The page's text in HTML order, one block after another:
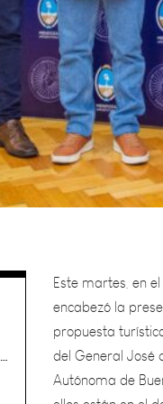
encabezó la
propuesta
del General
Autónoma de
ellos están en